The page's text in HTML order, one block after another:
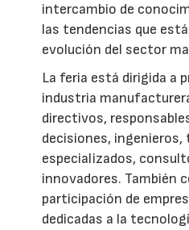
intercambio de
las tendencias que
evolución del sector
La feria está dirigida a
industria
directivos,
decisiones, ingenieros,
especializados,
innovadores. También
participación de
dedicadas a la